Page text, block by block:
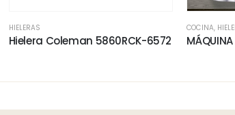
HIELERAS
Hielera Coleman 5860RCK-6572
COCINA,
MÁQUINA